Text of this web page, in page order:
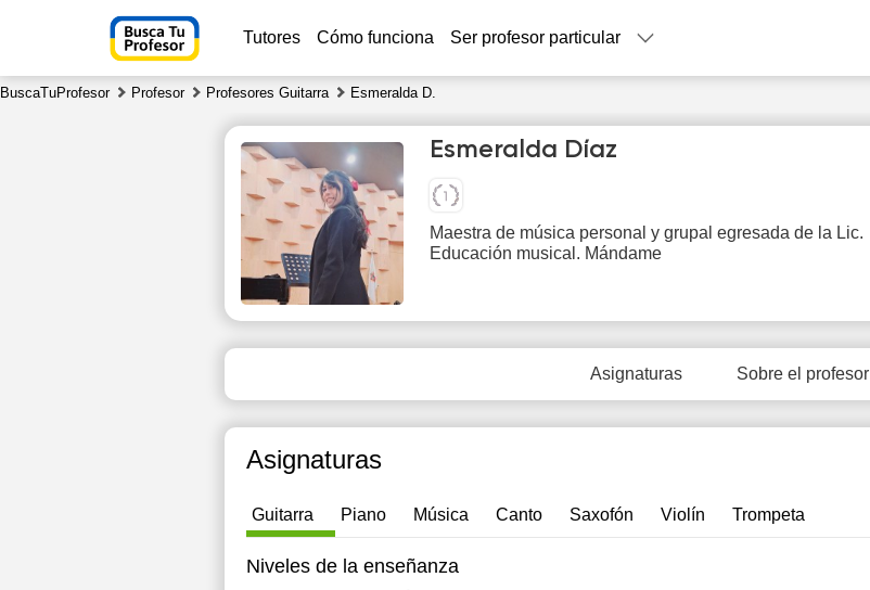
Tutores Cómo funciona Ser profesor particular
BuscaTuProfesor Profesor Profesores Guitarra Esmeralda D.
Esmeralda Díaz
Maestra de música personal y grupal egresada de la Lic.
Educación musical. Mándame
Asignaturas Sobre el profesor
Asignaturas
Guitarra Piano Música Canto Saxofón Violín Trompeta
Niveles de la enseñanza
Sa
8
15:00
16:30
17:00
10:30
12:00